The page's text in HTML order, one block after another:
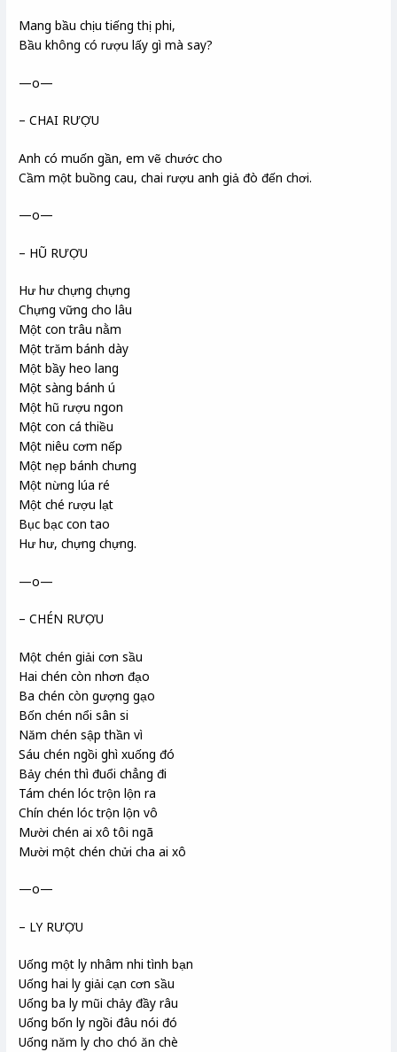
Mang bầu chịu tiếng thị phi,
Bầu không có rượu lấy gì mà say?
—o—
– CHAI RƯỢU
Anh có muốn gần, em vẽ chước cho
Cầm một buồng cau, chai rượu anh giả đò đến chơi.
—o—
– HŨ RƯỢU
Hư hư chựng chựng
Chựng vững cho lâu
Một con trâu nằm
Một trăm bánh dày
Một bầy heo lang
Một sàng bánh ú
Một hũ rượu ngon
Một con cá thiều
Một niêu cơm nếp
Một nẹp bánh chưng
Một nừng lúa ré
Một ché rượu lạt
Bục bạc con tao
Hư hư, chựng chựng.
—o—
– CHÉN RƯỢU
Một chén giải cơn sầu
Hai chén còn nhơn đạo
Ba chén còn gượng gạo
Bốn chén nổi sân si
Năm chén sập thần vì
Sáu chén ngồi ghì xuống đó
Bảy chén thì đuổi chẳng đi
Tám chén lóc trộn lộn ra
Chín chén lóc trộn lộn vô
Mười chén ai xô tôi ngã
Mười một chén chửi cha ai xô
—o—
– LY RƯỢU
Uống một ly nhâm nhi tình bạn
Uống hai ly giải cạn cơn sầu
Uống ba ly mũi chảy đầy râu
Uống bốn ly ngồi đâu nói đó
Uống năm ly cho chó ăn chè